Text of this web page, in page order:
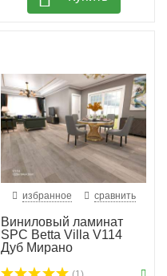
избранное сравнить
Виниловый ламинат
SPC Betta Villa V114
Дуб Мирано